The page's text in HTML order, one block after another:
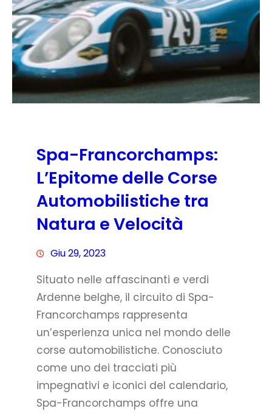
Spa-Francorchamps:
L’Epitome delle Corse
Automobilistiche tra
Natura e Velocità
Giu 29, 2023
Situato nelle affascinanti e verdi
Ardenne belghe, il circuito di Spa-
Francorchamps rappresenta
un’esperienza unica nel mondo delle
corse automobilistiche. Conosciuto
come uno dei tracciati più
impegnativi e iconici del calendario,
Spa-Francorchamps offre una